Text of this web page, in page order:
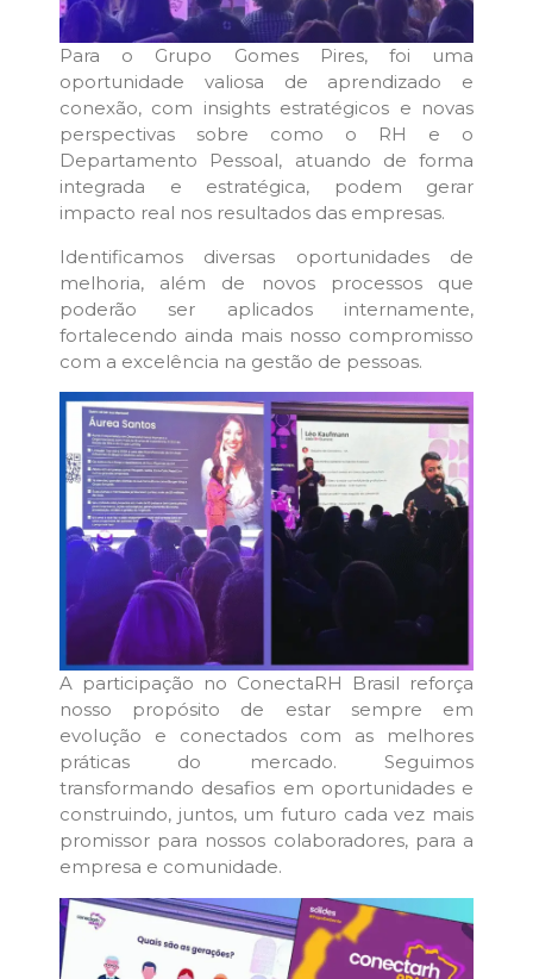
Para o Grupo Gomes Pires, foi uma
oportunidade valiosa de aprendizado e
conexão, com insights estratégicos e novas
perspectivas sobre como o RH e o
Departamento Pessoal, atuando de forma
integrada e estratégica, podem gerar
impacto real nos resultados das empresas.
Identificamos diversas oportunidades de
melhoria, além de novos processos que
poderão ser aplicados internamente,
fortalecendo ainda mais nosso compromisso
com a excelência na gestão de pessoas.
A participação no ConectaRH Brasil reforça
nosso propósito de estar sempre em
evolução e conectados com as melhores
práticas do mercado. Seguimos
transformando desafios em oportunidades e
construindo, juntos, um futuro cada vez mais
promissor para nossos colaboradores, para a
empresa e comunidade.